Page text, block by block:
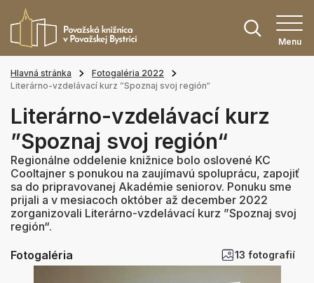
Menu
Hlavná stránka
Fotogaléria 2022
Literárno-vzdelávací kurz ”Spoznaj svoj región“
Literárno-vzdelávací kurz
”Spoznaj svoj región“
Regionálne oddelenie knižnice bolo oslovené KC
Cooltajner s ponukou na zaujímavú spoluprácu, zapojiť
sa do pripravovanej Akadémie seniorov. Ponuku sme
prijali a v mesiacoch október až december 2022
zorganizovali Literárno-vzdelávací kurz ”Spoznaj svoj
región“.
Fotogaléria 13 fotografií